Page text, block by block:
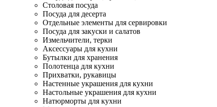
Столовая посуда
Посуда для десерта
Отдельные элементы для сервировки
Посуда для закуски и салатов
Измельчители, терки
Аксессуары для кухни
Бутылки для хранения
Полотенца для кухни
Прихватки, рукавицы
Настенные украшения для кухни
Настольные украшения для кухни
Натюрморты для кухни